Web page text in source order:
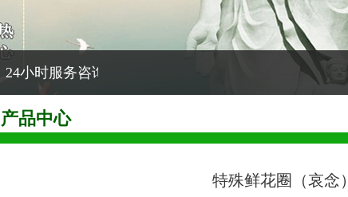
24小时服务咨询电话：020-96644
产品中心
特殊鲜花圈（哀念）